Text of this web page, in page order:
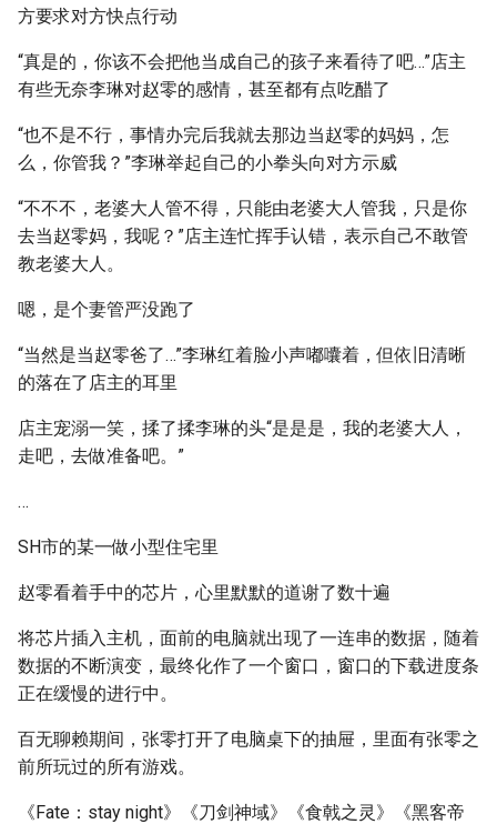
方要求对方快点行动
“真是的，你该不会把他当成自己的孩子来看待了吧…”店主
有些无奈李琳对赵零的感情，甚至都有点吃醋了
“也不是不行，事情办完后我就去那边当赵零的妈妈，怎
么，你管我？”李琳举起自己的小拳头向对方示威
“不不不，老婆大人管不得，只能由老婆大人管我，只是你
去当赵零妈，我呢？”店主连忙挥手认错，表示自己不敢管
教老婆大人。
嗯，是个妻管严没跑了
“当然是当赵零爸了…”李琳红着脸小声嘟囔着，但依旧清晰
的落在了店主的耳里
店主宠溺一笑，揉了揉李琳的头“是是是，我的老婆大人，
走吧，去做准备吧。”
…
SH市的某一做小型住宅里
赵零看着手中的芯片，心里默默的道谢了数十遍
将芯片插入主机，面前的电脑就出现了一连串的数据，随着
数据的不断演变，最终化作了一个窗口，窗口的下载进度条
正在缓慢的进行中。
百无聊赖期间，张零打开了电脑桌下的抽屉，里面有张零之
前所玩过的所有游戏。
《Fate：stay night》《刀剑神域》《食戟之灵》《黑客帝